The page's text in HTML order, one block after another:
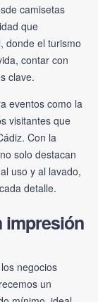
camisetas
que
donde el turismo
contar con
clave.
eventos como la
visitantes que
Con la
solo destacan
uso y al lavado,
detalle.
impresión
negocios
un